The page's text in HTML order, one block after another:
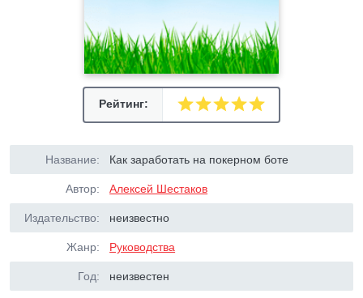
Рейтинг:
Название: Как заработать на покерном боте
Автор: Алексей Шестаков
Издательство: неизвестно
Жанр: Руководства
Год: неизвестен